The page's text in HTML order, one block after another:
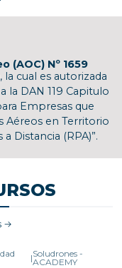
(AOC) Nº 1659
cual es autorizada
la DAN 119 Capitulo
Empresas que
Aéreos en Territorio
Distancia (RPA)”.
|Soludrones -
ACADEMY